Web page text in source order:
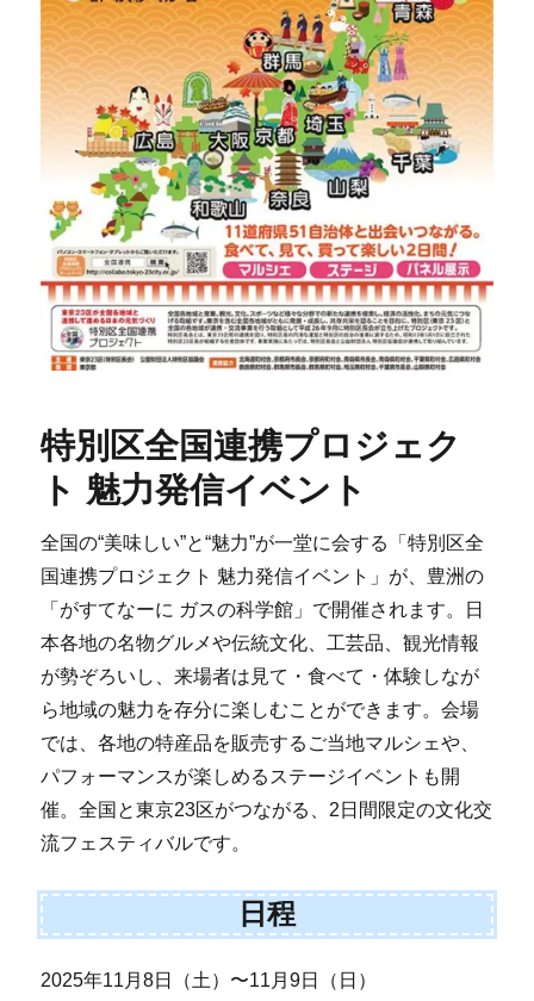
特別区全国連携プロジェク
ト 魅力発信イベント
全国の“美味しい”と“魅力”が一堂に会する「特別区全
国連携プロジェクト 魅力発信イベント」が、豊洲の
「がすてなーに ガスの科学館」で開催されます。日
本各地の名物グルメや伝統文化、工芸品、観光情報
が勢ぞろいし、来場者は見て・食べて・体験しなが
ら地域の魅力を存分に楽しむことができます。会場
では、各地の特産品を販売するご当地マルシェや、
パフォーマンスが楽しめるステージイベントも開
催。全国と東京23区がつながる、2日間限定の文化交
流フェスティバルです。
日程
2025年11月8日（土）〜11月9日（日）